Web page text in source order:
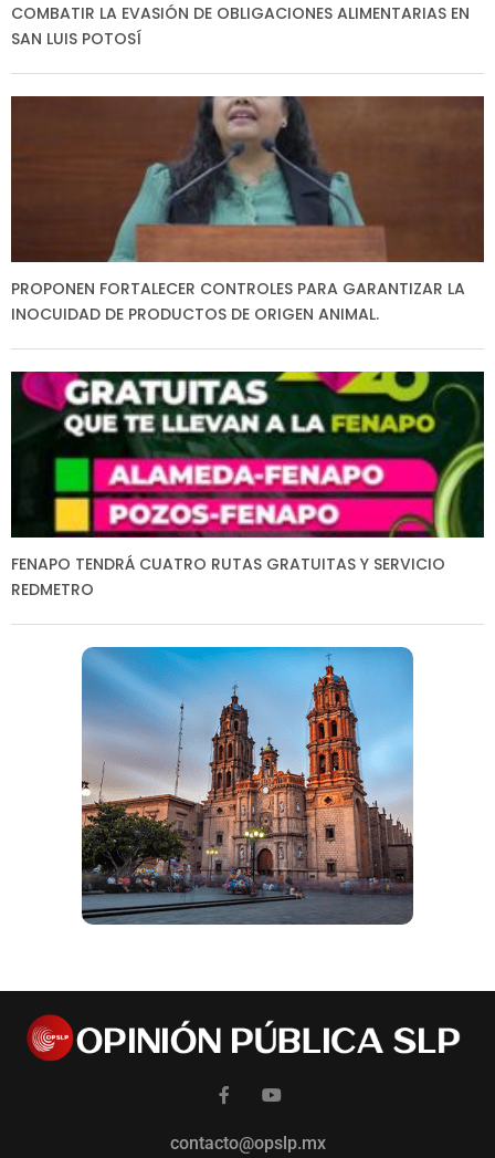
COMBATIR LA EVASIÓN DE OBLIGACIONES ALIMENTARIAS EN
SAN LUIS POTOSÍ
PROPONEN FORTALECER CONTROLES PARA GARANTIZAR LA
INOCUIDAD DE PRODUCTOS DE ORIGEN ANIMAL.
FENAPO TENDRÁ CUATRO RUTAS GRATUITAS Y SERVICIO
REDMETRO
contacto@opslp.mx